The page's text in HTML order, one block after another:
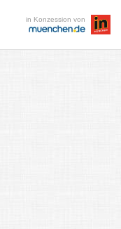
in Konzession von